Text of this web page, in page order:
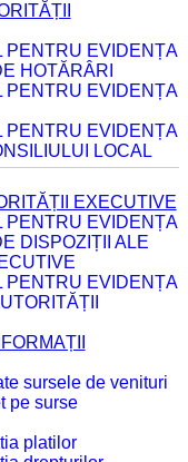
PENTRU EVIDENȚA
HOTĂRÂRI
PENTRU EVIDENȚA
PENTRU EVIDENȚA
LOCAL
EXECUTIVE
PENTRU EVIDENȚA
DISPOZIȚII ALE
PENTRU EVIDENȚA
sursele de venituri
pe surse
platilor